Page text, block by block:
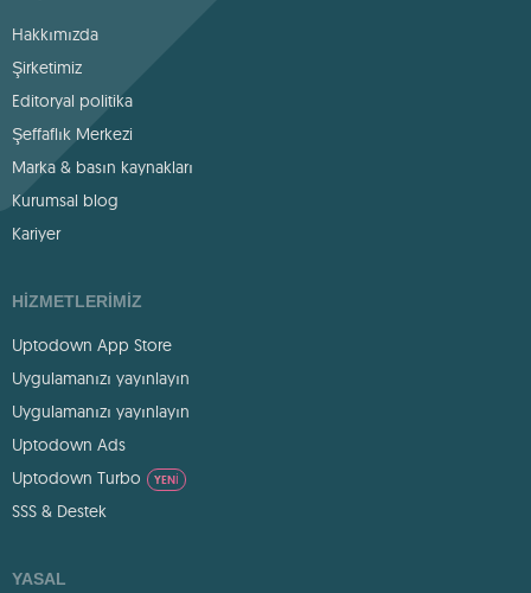
Hakkımızda
Şirketimiz
Editoryal politika
Şeffaflık Merkezi
Marka & basın kaynakları
Kurumsal blog
Kariyer
HIZMETLERIMIZ
Uptodown App Store
Uygulamanızı yayınlayın
Uygulamanızı yayınlayın
Uptodown Ads
Uptodown Turbo
YENI
SSS & Destek
YASAL